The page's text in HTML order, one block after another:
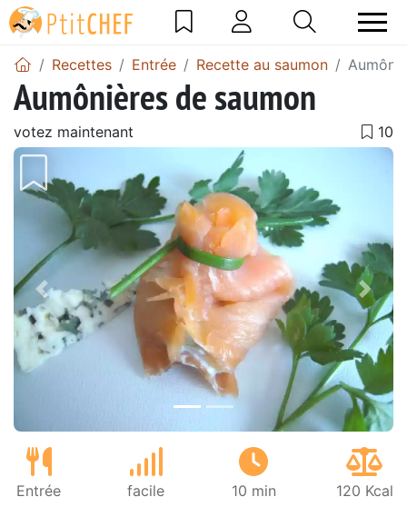
Recettes Entrée Recette au saumon
Aumônières de saumon
votez maintenant
Précédent
Entrée facile 10 min 120 Kcal